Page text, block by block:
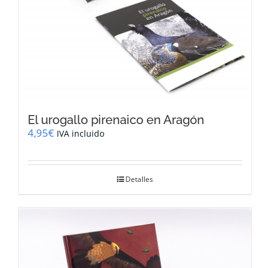
El urogallo pirenaico en Aragón
4,95€ IVA incluido
Detalles